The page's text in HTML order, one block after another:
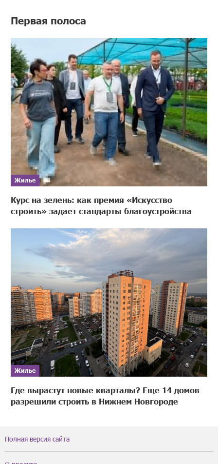
Первая полоса
Жилье
Курс на зелень: как премия «Искусство
строить» задает стандарты благоустройства
Жилье
Где вырастут новые кварталы? Еще 14 домов
разрешили строить в Нижнем Новгороде
Полная версия сайта